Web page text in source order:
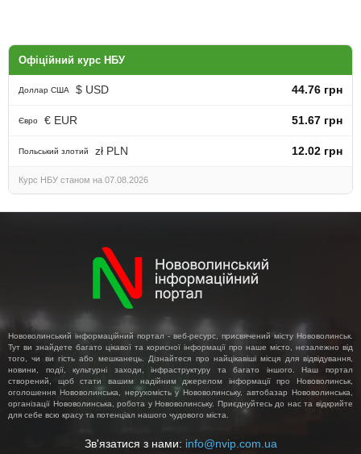
Офіційний курс НБУ
Доллар США $ USD 44.76 грн
Євро € EUR 51.67 грн
Польський злотий zł PLN 12.02 грн
Курс НБУ станом на 07.08.2026
Нововолинський інформаційний портал - веб-ресурс, присвячений місту Нововолинськ.
Тут ви знайдете багато цікавої та корисної інформації про наше місто, незалежно від
того, чи ви гість або мешканець. Дізнайтеся про найцікавіші місця для відвідування,
новини, події, культурні заходи, інфраструктуру та багато іншого. Наш портал
створений, щоб стати вашим надійним джерелом інформації про Нововолинськ,
оголошення Нововолинська, нерухомість у Нововолинську, автобазар Нововолинська,
організації Нововолинська, робота у Нововолинську. Приєднуйтесь до нас та відкрийте
для себе всю красу та потенціал нашого чудового міста.
Зв'язатися з нами: info@nvip.com.ua